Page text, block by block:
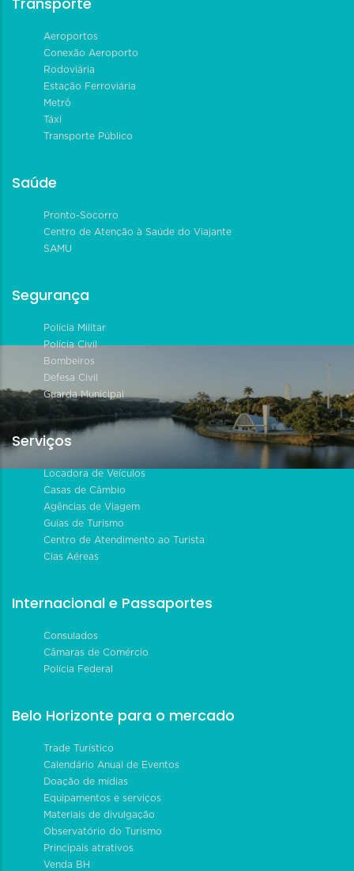
Aeroportos
Conexão Aeroporto
Rodoviária
Estação Ferroviária
Metrô
Táxi
Transporte Público
Saúde
Pronto-Socorro
Centro de Atenção à Saúde do Viajante
SAMU
Segurança
Polícia Militar
Polícia Civil
Bombeiros
Defesa Civil
Guarda Municipal
Serviços
Locadora de Veículos
Casas de Câmbio
Agências de Viagem
Guias de Turismo
Centro de Atendimento ao Turista
Cias Aéreas
Internacional e Passaportes
Consulados
Câmaras de Comércio
Polícia Federal
Belo Horizonte para o mercado
Trade Turístico
Calendário Anual de Eventos
Doação de mídias
Equipamentos e serviços
Materiais de divulgação
Observatório do Turismo
Principais atrativos
Venda BH